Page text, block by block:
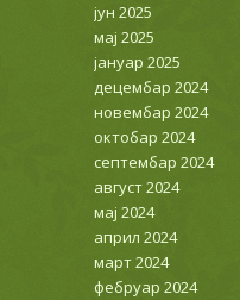
јун 2025
мај 2025
јануар 2025
децембар 2024
новембар 2024
октобар 2024
септембар 2024
август 2024
мај 2024
април 2024
март 2024
фебруар 2024